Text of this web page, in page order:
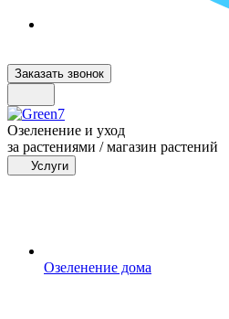
Заказать звонок
Озеленение и уход
за растениями / магазин растений
Услуги
Озеленение дома